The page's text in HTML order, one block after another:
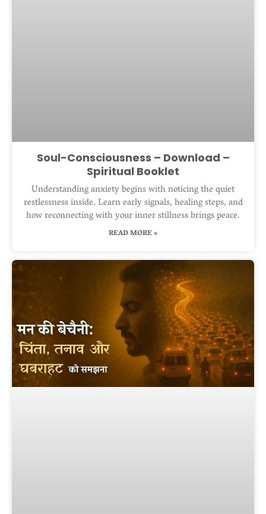
Soul-Consciousness – Download –
Spiritual Booklet
Understanding anxiety begins with noticing the quiet
restlessness inside. Learn early signals, healing steps, and
how reconnecting with your inner stillness brings peace.
READ MORE »